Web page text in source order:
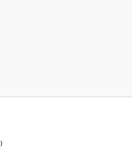
)